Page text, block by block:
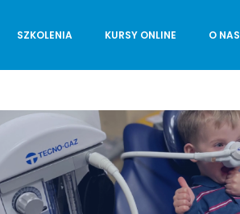
SZKOLENIA KURSY ONLINE O NAS